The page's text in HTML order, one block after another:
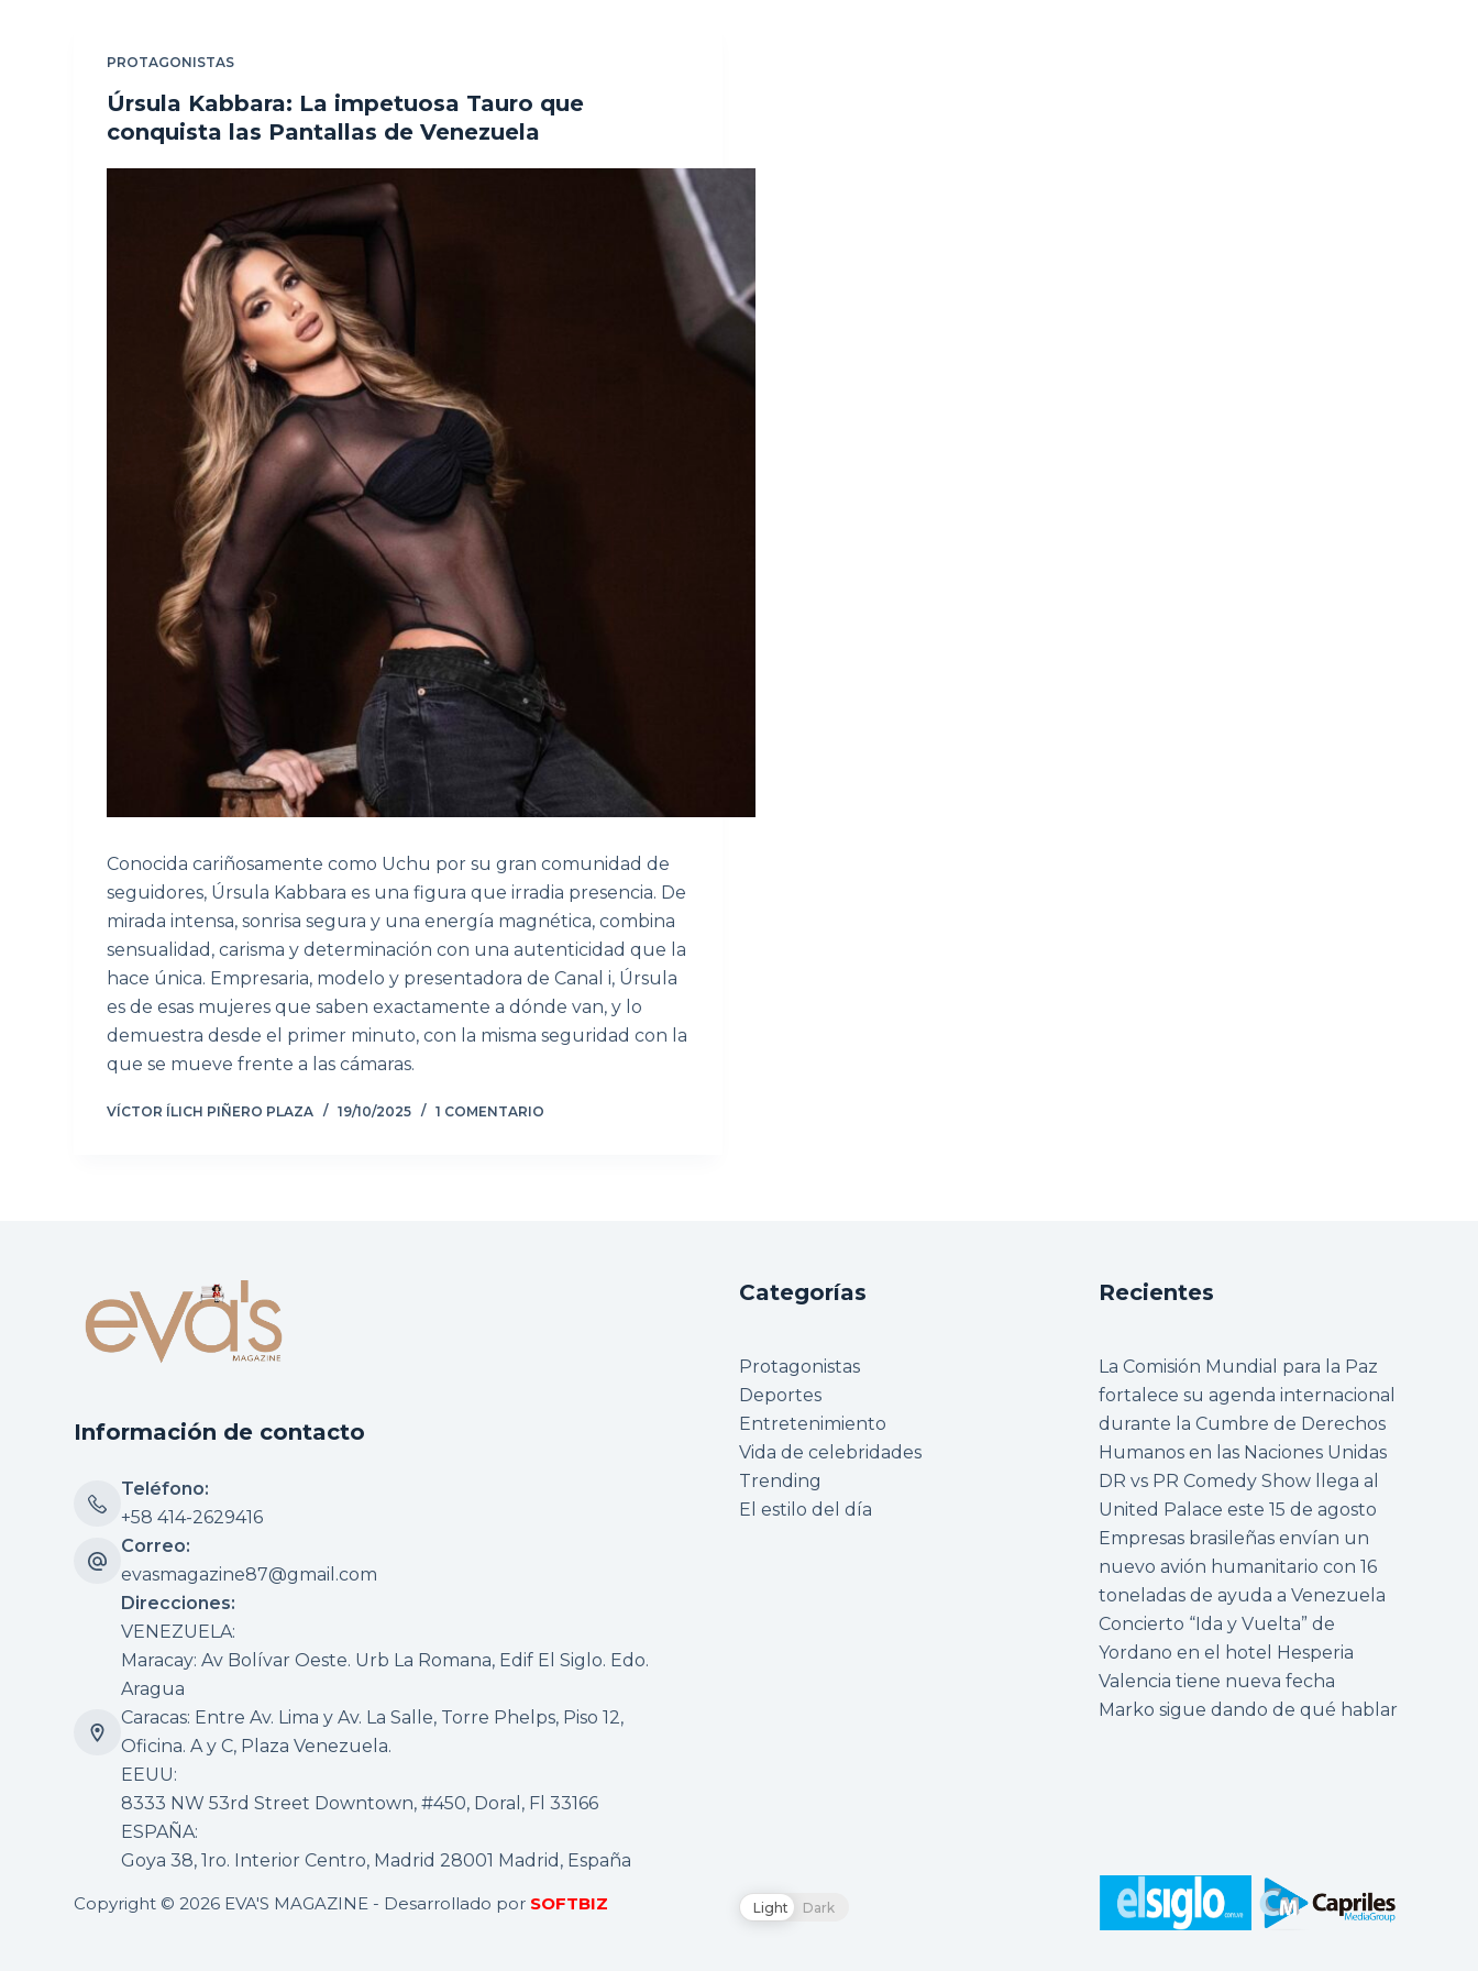
PROTAGONISTAS
Úrsula Kabbara: La impetuosa Tauro que
conquista las Pantallas de Venezuela
Conocida cariñosamente como Uchu por su gran comunidad de
seguidores, Úrsula Kabbara es una figura que irradia presencia. De
mirada intensa, sonrisa segura y una energía magnética, combina
sensualidad, carisma y determinación con una autenticidad que la
hace única. Empresaria, modelo y presentadora de Canal i, Úrsula
es de esas mujeres que saben exactamente a dónde van, y lo
demuestra desde el primer minuto, con la misma seguridad con la
que se mueve frente a las cámaras.
VÍCTOR ÍLICH PIÑERO PLAZA 19/10/2025 1 COMENTARIO
Información de contacto
Teléfono:
+58 414-2629416
Correo:
evasmagazine87@gmail.com
Direcciones:
VENEZUELA:
Maracay: Av Bolívar Oeste. Urb La Romana, Edif El Siglo. Edo.
Aragua
Caracas: Entre Av. Lima y Av. La Salle, Torre Phelps, Piso 12,
Oficina. A y C, Plaza Venezuela.
EEUU:
8333 NW 53rd Street Downtown, #450, Doral, Fl 33166
ESPAÑA:
Goya 38, 1ro. Interior Centro, Madrid 28001 Madrid, España
Categorías
Protagonistas
Deportes
Entretenimiento
Vida de celebridades
Trending
El estilo del día
Recientes
La Comisión Mundial para la Paz
fortalece su agenda internacional
durante la Cumbre de Derechos
Humanos en las Naciones Unidas
DR vs PR Comedy Show llega al
United Palace este 15 de agosto
Empresas brasileñas envían un
nuevo avión humanitario con 16
toneladas de ayuda a Venezuela
Concierto “Ida y Vuelta” de
Yordano en el hotel Hesperia
Valencia tiene nueva fecha
Marko sigue dando de qué hablar
Copyright © 2026 EVA'S MAGAZINE - Desarrollado por SOFTBIZ Light Dark